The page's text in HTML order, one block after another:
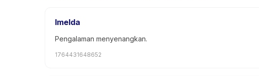
Imelda
Pengalaman menyenangkan.
1764431648652